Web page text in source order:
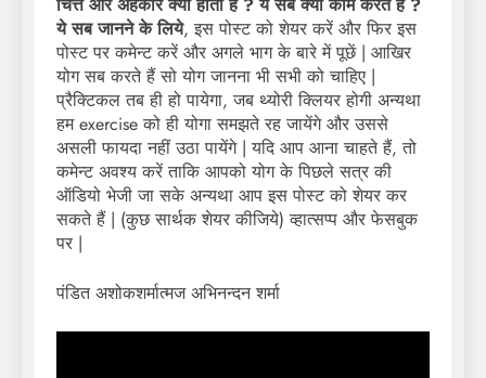
ये सब जानने के लिये, इस पोस्ट को शेयर करें और फिर इस
पोस्ट पर कमेन्ट करें और अगले भाग के बारे में पूछें | आखिर
योग सब करते हैं सो योग जानना भी सभी को चाहिए |
प्रैक्टिकल तब ही हो पायेगा, जब थ्योरी क्लियर होगी अन्यथा
हम exercise को ही योगा समझते रह जायेंगे और उससे
असली फायदा नहीं उठा पायेंगे | यदि आप आना चाहते हैं, तो
कमेन्ट अवश्य करें ताकि आपको योग के पिछले सत्र की
ऑडियो भेजी जा सके अन्यथा आप इस पोस्ट को शेयर कर
सकते हैं | (कुछ सार्थक शेयर कीजिये) व्हात्सप्प और फेसबुक
पर |
पंडित अशोकशर्मात्मज अभिनन्दन शर्मा